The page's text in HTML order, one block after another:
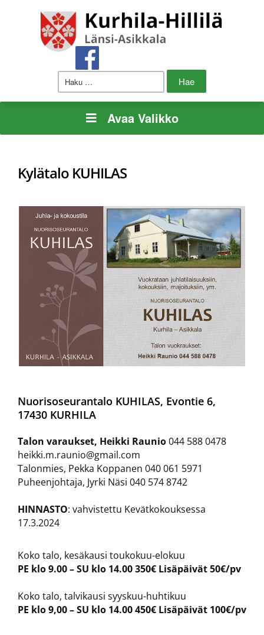
Haku:
Avaa Valikko
Kylätalo KUHILAS
Nuorisoseurantalo KUHILAS, Evontie 6,
17430 KURHILA
Talon varaukset, Heikki Raunio044 588 0478
heikki.m.raunio@gmail.com
Talonmies, Pekka Koppanen 040 061 5971
Puheenjohtaja, Jyrki Näsi 040 574 8742
HINNASTO: vahvistettu Kevätkokouksessa
17.3.2024
Koko talo, kesäkausi toukokuu-elokuu
PE klo 9.00 – SU klo 14.00 350€ Lisäpäivät 50€/pv
Koko talo, talvikausi syyskuu-huhtikuu
PE klo 9,00 – SU klo 14.00 450€ Lisäpäivät 100€/pv